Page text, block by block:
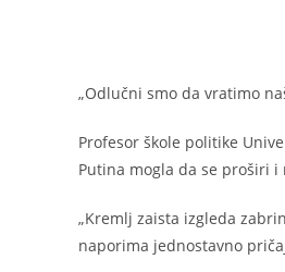
„Odlučni smo da vratimo
Profesor škole politike
Putina mogla da se proširi
„Kremlj zaista izgleda
naporima jednostavno